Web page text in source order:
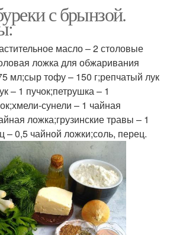
с брынзой.
масло – 2 столовые
ложка для обжаривания
мл;сыр тофу – 150 г;репчатый лук
– 1 пучок;петрушка – 1
сунели – 1 чайная
ложка;грузинские травы – 1
– 0,5 чайной ложки;соль, перец.